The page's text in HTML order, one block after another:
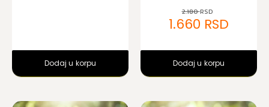
Dodaj u korpu
2.180
1.660
Dodaj u korpu